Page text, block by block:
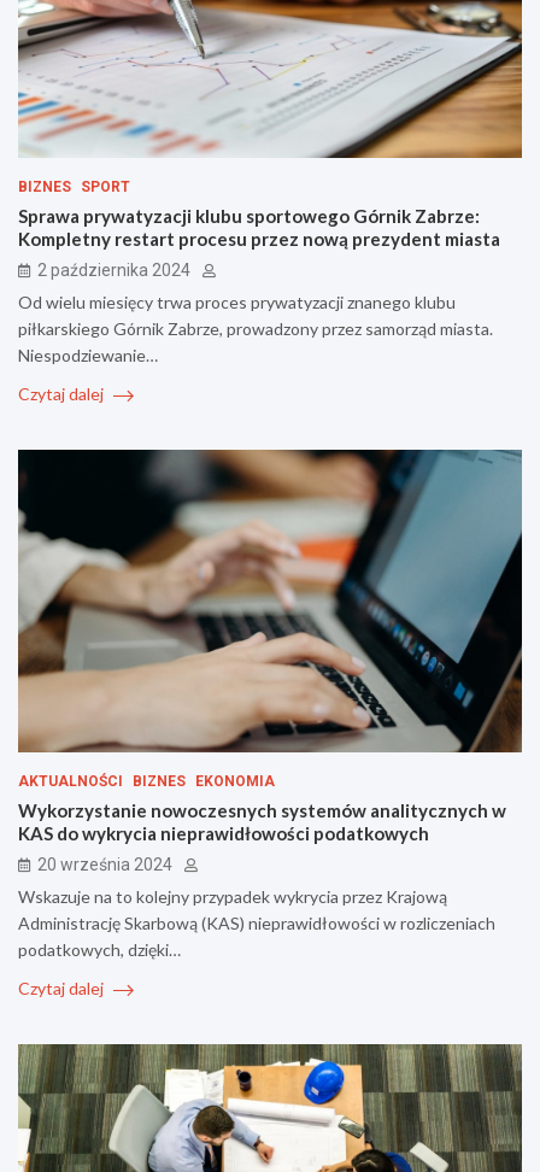
BIZNES SPORT
Sprawa prywatyzacji klubu sportowego Górnik Zabrze:
Kompletny restart procesu przez nową prezydent miasta
2 października 2024
Od wielu miesięcy trwa proces prywatyzacji znanego klubu
piłkarskiego Górnik Zabrze, prowadzony przez samorząd miasta.
Niespodziewanie…
Czytaj dalej
AKTUALNOŚCI BIZNES EKONOMIA
Wykorzystanie nowoczesnych systemów analitycznych w
KAS do wykrycia nieprawidłowości podatkowych
20 września 2024
Wskazuje na to kolejny przypadek wykrycia przez Krajową
Administrację Skarbową (KAS) nieprawidłowości w rozliczeniach
podatkowych, dzięki…
Czytaj dalej